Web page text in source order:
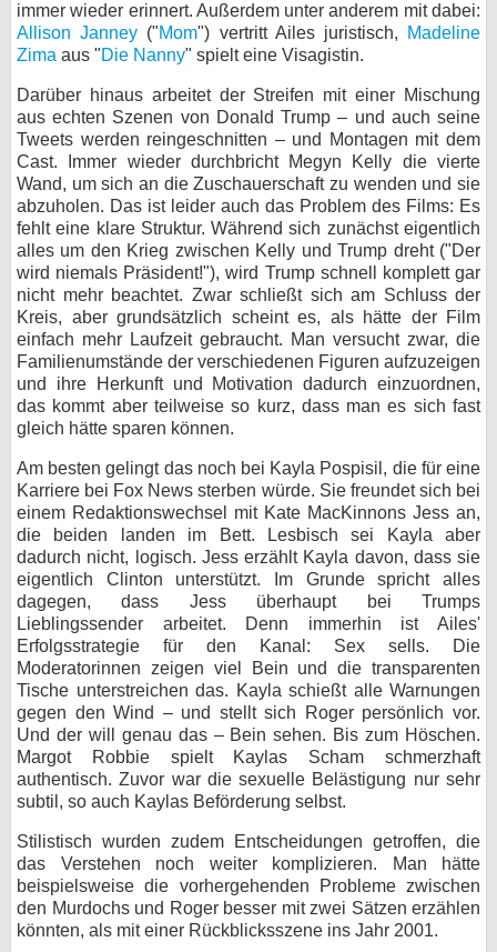
immer wieder erinnert. Außerdem unter anderem mit dabei:
Allison Janney ("Mom") vertritt Ailes juristisch,
Madeline
Zima aus "Die Nanny" spielt eine Visagistin.
Darüber hinaus arbeitet der Streifen mit einer Mischung
aus echten Szenen von Donald Trump – und auch seine
Tweets werden reingeschnitten – und Montagen mit dem
Cast. Immer wieder durchbricht Megyn Kelly die vierte
Wand, um sich an die Zuschauerschaft zu wenden und sie
abzuholen. Das ist leider auch das Problem des Films: Es
fehlt eine klare Struktur. Während sich zunächst eigentlich
alles um den Krieg zwischen Kelly und Trump dreht ("Der
wird niemals Präsident!"), wird Trump schnell komplett gar
nicht mehr beachtet. Zwar schließt sich am Schluss der
Kreis, aber grundsätzlich scheint es, als hätte der Film
einfach mehr Laufzeit gebraucht. Man versucht zwar, die
Familienumstände der verschiedenen Figuren aufzuzeigen
und ihre Herkunft und Motivation dadurch einzuordnen,
das kommt aber teilweise so kurz, dass man es sich fast
gleich hätte sparen können.
Am besten gelingt das noch bei Kayla Pospisil, die für eine
Karriere bei Fox News sterben würde. Sie freundet sich bei
einem Redaktionswechsel mit Kate MacKinnons Jess an,
die beiden landen im Bett. Lesbisch sei Kayla aber
dadurch nicht, logisch. Jess erzählt Kayla davon, dass sie
eigentlich Clinton unterstützt. Im Grunde spricht alles
dagegen, dass Jess überhaupt bei Trumps
Lieblingssender arbeitet. Denn immerhin ist Ailes'
Erfolgsstrategie für den Kanal: Sex sells. Die
Moderatorinnen zeigen viel Bein und die transparenten
Tische unterstreichen das. Kayla schießt alle Warnungen
gegen den Wind – und stellt sich Roger persönlich vor.
Und der will genau das – Bein sehen. Bis zum Höschen.
Margot Robbie spielt Kaylas Scham schmerzhaft
authentisch. Zuvor war die sexuelle Belästigung nur sehr
subtil, so auch Kaylas Beförderung selbst.
Stilistisch wurden zudem Entscheidungen getroffen, die
das Verstehen noch weiter komplizieren. Man hätte
beispielsweise die vorhergehenden Probleme zwischen
den Murdochs und Roger besser mit zwei Sätzen erzählen
könnten, als mit einer Rückblicksszene ins Jahr 2001.